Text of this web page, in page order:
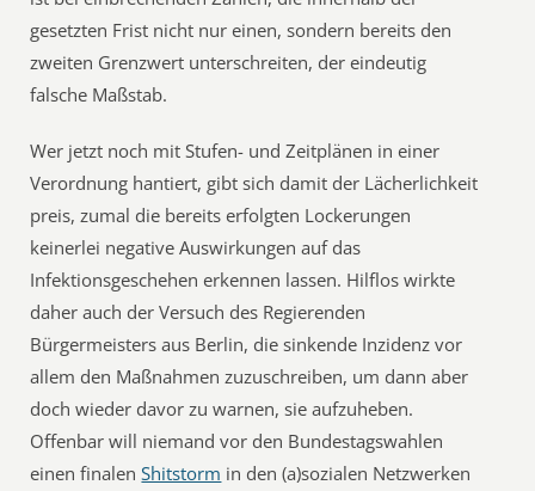
gesetzten Frist nicht nur einen, sondern bereits den
zweiten Grenzwert unterschreiten, der eindeutig
falsche Maßstab.
Wer jetzt noch mit Stufen- und Zeitplänen in einer
Verordnung hantiert, gibt sich damit der Lächerlichkeit
preis, zumal die bereits erfolgten Lockerungen
keinerlei negative Auswirkungen auf das
Infektionsgeschehen erkennen lassen. Hilflos wirkte
daher auch der Versuch des Regierenden
Bürgermeisters aus Berlin, die sinkende Inzidenz vor
allem den Maßnahmen zuzuschreiben, um dann aber
doch wieder davor zu warnen, sie aufzuheben.
Offenbar will niemand vor den Bundestagswahlen
einen finalenShitstorm in den (a)sozialen Netzwerken